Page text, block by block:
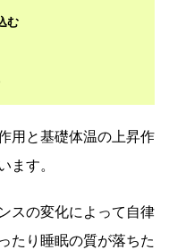
む
用と基礎体温の上昇作
ます。
スの変化によって自律
たり睡眠の質が落ちた